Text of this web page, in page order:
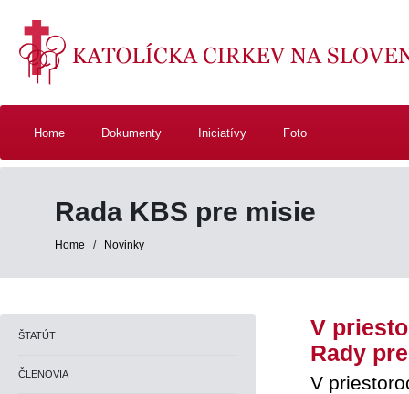
Home Dokumenty Iniciatívy Foto
Rada KBS pre misie
Home / Novinky
ŠTATÚT
ČLENOVIA
V
Rady
V